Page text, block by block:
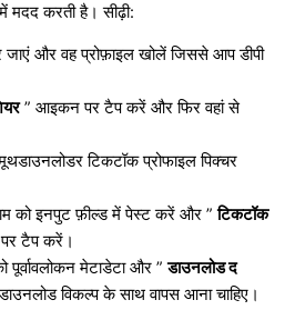
मदद करती है। सीढ़ी:
और वह प्रोफ़ाइल खोलें जिससे आप डीपी
” आइकन पर टैप करें और फिर वहां से
टिकटॉक प्रोफाइल पिक्चर
को इनपुट फ़ील्ड में पेस्ट करें और ”टिकटॉक
पर टैप करें।
मेटाडेटा और ”डाउनलोड द
विकल्प के साथ वापस आना चाहिए।